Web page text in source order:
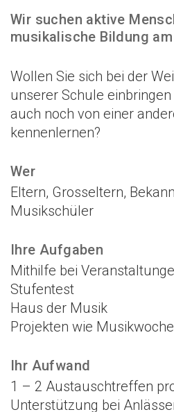
Wir suchen aktive
musikalische Bildung
Wollen Sie sich bei der
unserer Schule
auch noch von einer
kennenlernen?
Wer
Eltern, Grosseltern,
Musikschüler
Ihre Aufgaben
Mithilfe bei
Stufentest
Haus der Musik
Projekten wie Musikwoche
Ihr Aufwand
1 – 2 Austauschtreffen
Unterstützung bei